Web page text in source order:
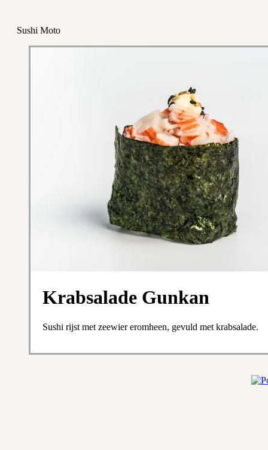
Sushi Moto
Krabsalade Gunkan
Sushi rijst met zeewier eromheen, gevuld met krabsalade.